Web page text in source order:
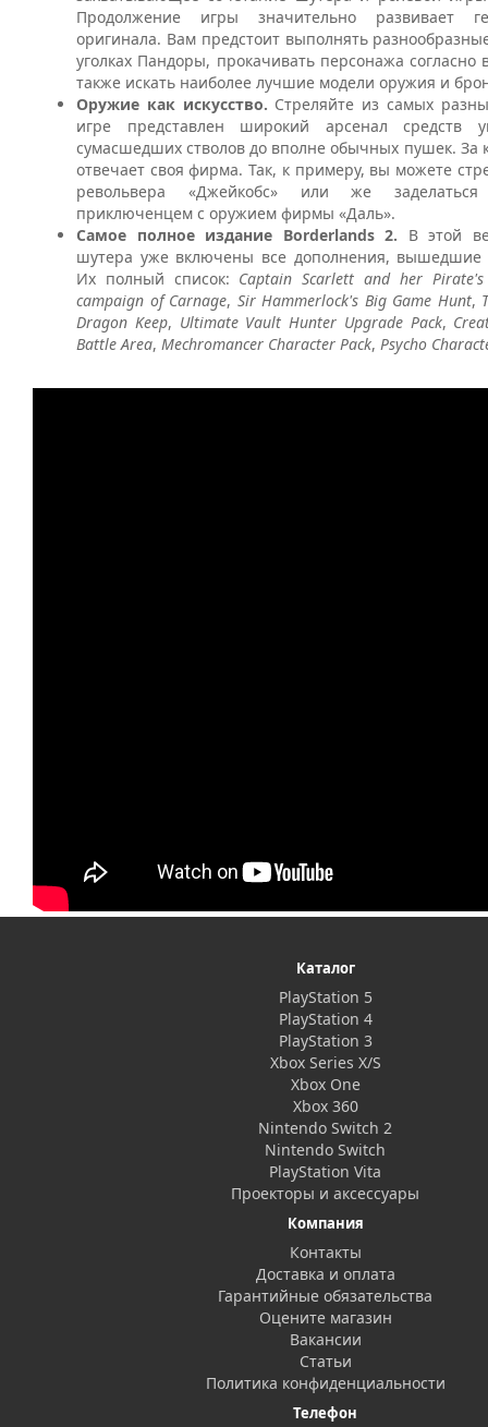
Продолжение игры значительно развивает
оригинала. Вам предстоит выполнять
уголках Пандоры, прокачивать персонажа согласно
также искать наиболее лучшие модели оружия и
Оружие как искусство. Стреляйте из самых
игре представлен широкий арсенал средств
сумасшедших стволов до вполне обычных пушек. За
отвечает своя фирма. Так, к примеру, вы можете
револьвера «Джейкобс» или же заделаться
приключенцем с оружием фирмы «Даль».
Самое полное издание Borderlands 2. В этой
шутера уже включены все дополнения, вышедшие
Их полный список: Captain Scarlett and her
campaign of Carnage, Sir Hammerlock's Big Game Hunt,
Dragon Keep, Ultimate Vault Hunter Upgrade Pack,
Battle Area, Mechromancer Character Pack, Psycho
Каталог
PlayStation 5
PlayStation 4
PlayStation 3
Xbox Series X/S
Xbox One
Xbox 360
Nintendo Switch 2
Nintendo Switch
PlayStation Vita
Проекторы и аксессуары
Компания
Контакты
Доставка и оплата
Гарантийные обязательства
Оцените магазин
Вакансии
Статьи
Политика конфиденциальности
Телефон